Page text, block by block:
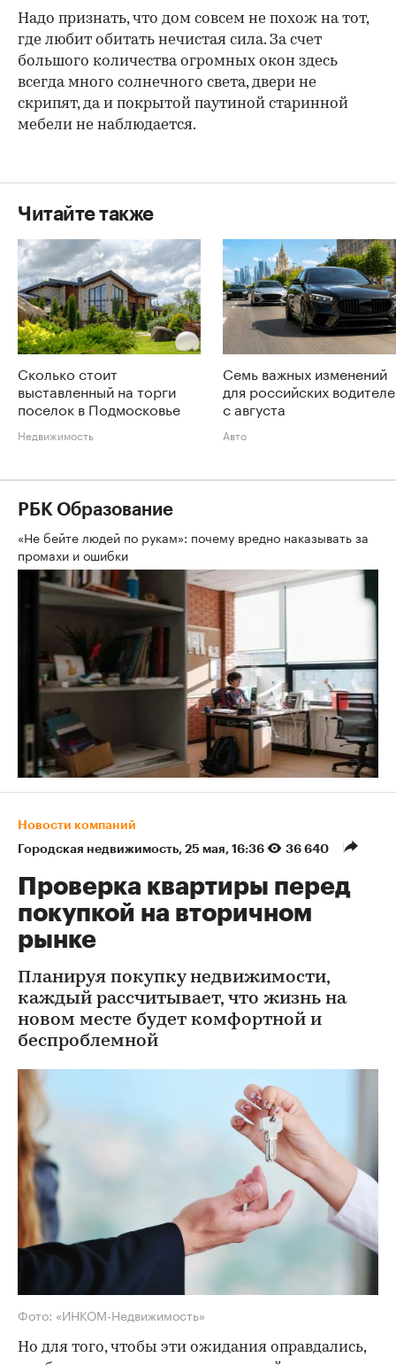
Надо признать, что дом совсем не похож на тот,
где любит обитать нечистая сила. За счет
большого количества огромных окон здесь
всегда много солнечного света, двери не
скрипят, да и покрытой паутиной старинной
мебели не наблюдается.
Читайте также
Сколько стоит
выставленный на торги
поселок в Подмосковье
Недвижимость
Семь важных изменений
для российских
с августа
Авто
РБК Образование
«Не бейте людей по рукам»: почему вредно наказывать за
промахи и ошибки
Новости компаний
Городская недвижимость⁠, 25 мая, 16:36 36 640
Проверка квартиры перед
покупкой на вторичном
рынке
Планируя покупку недвижимости,
каждый рассчитывает, что жизнь на
новом месте будет комфортной и
беспроблемной
Фото: «ИНКОМ-Недвижимость»
Но для того, чтобы эти ожидания оправдались,